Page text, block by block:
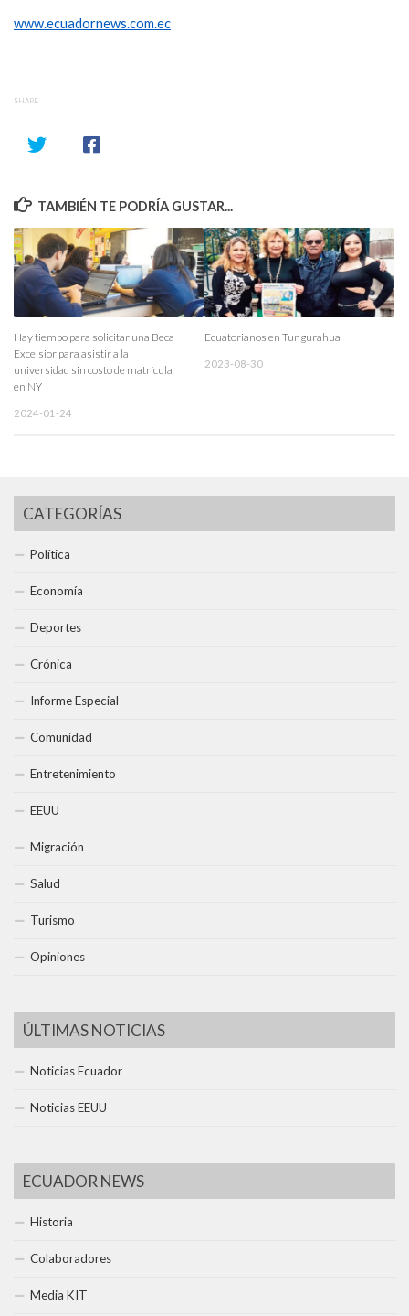
www.ecuadornews.com.ec
SHARE
TAMBIÉN TE PODRÍA GUSTAR...
Hay tiempo para solicitar una Beca
Excelsior para asistir a la
universidad sin costo de matrícula
en NY
2024-01-24
Ecuatorianos en Tungurahua
2023-08-30
CATEGORÍAS
Política
Economía
Deportes
Crónica
Informe Especial
Comunidad
Entretenimiento
EEUU
Migración
Salud
Turismo
Opiniones
ÚLTIMAS NOTICIAS
Noticias Ecuador
Noticias EEUU
ECUADOR NEWS
Historia
Colaboradores
Media KIT